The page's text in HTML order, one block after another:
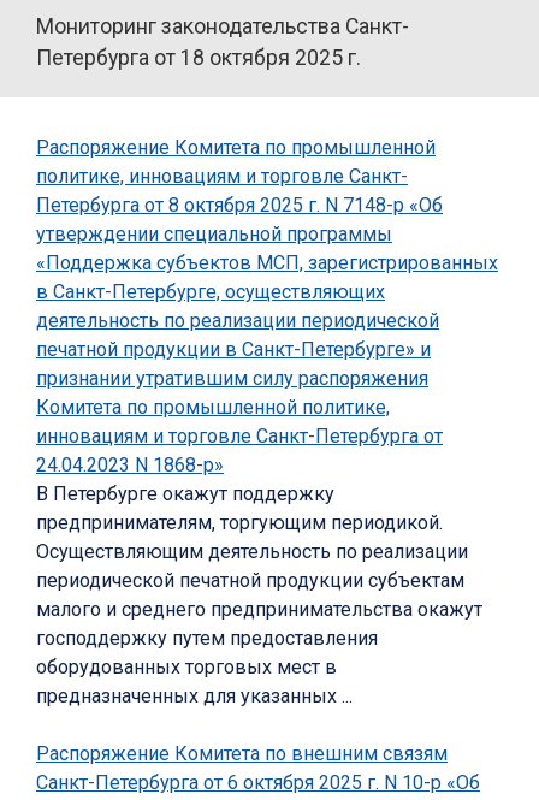
Мониторинг законодательства Санкт-
Петербурга от 18 октября 2025 г.
Распоряжение Комитета по промышленной
политике, инновациям и торговле Санкт-
Петербурга от 8 октября 2025 г. N 7148-р «Об
утверждении специальной программы
«Поддержка субъектов МСП, зарегистрированных
в Санкт-Петербурге, осуществляющих
деятельность по реализации периодической
печатной продукции в Санкт-Петербурге» и
признании утратившим силу распоряжения
Комитета по промышленной политике,
инновациям и торговле Санкт-Петербурга от
24.04.2023 N 1868-р»
В Петербурге окажут поддержку
предпринимателям, торгующим периодикой.
Осуществляющим деятельность по реализации
периодической печатной продукции субъектам
малого и среднего предпринимательства окажут
господдержку путем предоставления
оборудованных торговых мест в
предназначенных для указанных ...
Распоряжение Комитета по внешним связям
Санкт-Петербурга от 6 октября 2025 г. N 10-р «Об